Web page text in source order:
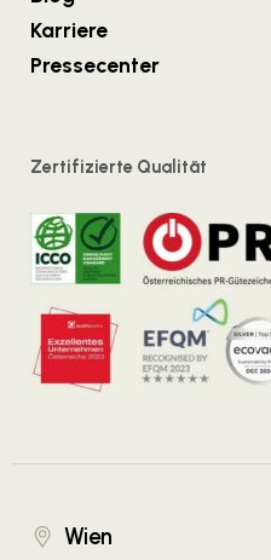
Karriere
Pressecenter
Zertifizierte Qualität
Wien